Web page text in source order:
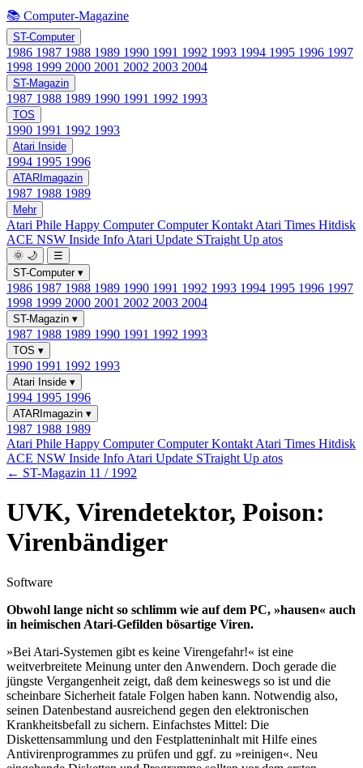
📚 Computer-Magazine
ST-Computer
1986 1987 1988 1989 1990 1991 1992 1993 1994 1995 1996 1997
1998 1999 2000 2001 2002 2003 2004
ST-Magazin
1987 1988 1989 1990 1991 1992 1993
TOS
1990 1991 1992 1993
Atari Inside
1994 1995 1996
ATARImagazin
1987 1988 1989
Mehr
Atari Phile Happy ComputerComputer Kontakt Atari Times Hitdisk
ACE NSW Inside Info Atari Update STraight Up atos
🌞 🌙
☰
ST-Computer ▾
1986 1987 1988 1989 1990 1991 1992 1993 1994 1995 1996 1997
1998 1999 2000 2001 2002 2003 2004
ST-Magazin ▾
1987 1988 1989 1990 1991 1992 1993
TOS ▾
1990 1991 1992 1993
Atari Inside ▾
1994 1995 1996
ATARImagazin ▾
1987 1988 1989
Atari Phile Happy ComputerComputer Kontakt Atari Times Hitdisk
ACE NSW Inside Info Atari Update STraight Up atos
← ST-Magazin 11 / 1992
UVK, Virendetektor, Poison:
Virenbändiger
Software
Obwohl lange nicht so schlimm wie auf dem PC, »hausen« auch
in heimischen Atari-Gefilden bösartige Viren.
»Bei Atari-Systemen gibt es keine Virengefahr!« ist eine
weitverbreitete Meinung unter den Anwendern. Doch gerade die
jüngste Vergangenheit zeigt, daß dem keineswegs so ist und die
scheinbare Sicherheit fatale Folgen haben kann. Notwendig also,
seinen Datenbestand ausreichend gegen den elektronischen
Krankheitsbefall zu sichern. Einfachstes Mittel: Die
Diskettensammlung und den Festplatteninhalt mit Hilfe eines
Antivirenprogrammes zu prüfen und ggf. zu »reinigen«. Neu